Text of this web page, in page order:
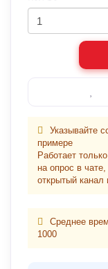
Указывайте
примере
Работает
на опрос в
открытый канал
Среднее
1000